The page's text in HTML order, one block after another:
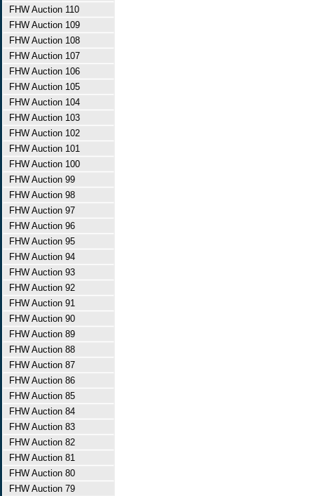
FHW Auction 110
FHW Auction 109
FHW Auction 108
FHW Auction 107
FHW Auction 106
FHW Auction 105
FHW Auction 104
FHW Auction 103
FHW Auction 102
FHW Auction 101
FHW Auction 100
FHW Auction 99
FHW Auction 98
FHW Auction 97
FHW Auction 96
FHW Auction 95
FHW Auction 94
FHW Auction 93
FHW Auction 92
FHW Auction 91
FHW Auction 90
FHW Auction 89
FHW Auction 88
FHW Auction 87
FHW Auction 86
FHW Auction 85
FHW Auction 84
FHW Auction 83
FHW Auction 82
FHW Auction 81
FHW Auction 80
FHW Auction 79